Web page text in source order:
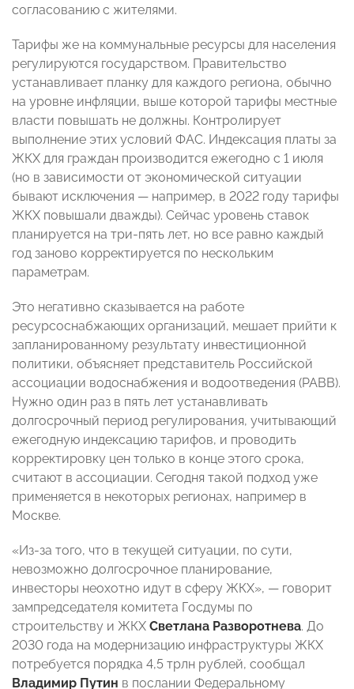
согласованию с жителями.
Тарифы же на коммунальные ресурсы для населения
регулируются государством. Правительство
устанавливает планку для каждого региона, обычно
на уровне инфляции, выше которой тарифы местные
власти повышать не должны. Контролирует
выполнение этих условий ФАС. Индексация платы за
ЖКХ для граждан производится ежегодно с 1 июля
(но в зависимости от экономической ситуации
бывают исключения — например, в 2022 году тарифы
ЖКХ повышали дважды). Сейчас уровень ставок
планируется на три-пять лет, но все равно каждый
год заново корректируется по нескольким
параметрам.
Это негативно сказывается на работе
ресурсоснабжающих организаций, мешает прийти к
запланированному результату инвестиционной
политики, объясняет представитель Российской
ассоциации водоснабжения и водоотведения (РАВВ).
Нужно один раз в пять лет устанавливать
долгосрочный период регулирования, учитывающий
ежегодную индексацию тарифов, и проводить
корректировку цен только в конце этого срока,
считают в ассоциации. Сегодня такой подход уже
применяется в некоторых регионах, например в
Москве.
«Из-за того, что в текущей ситуации, по сути,
невозможно долгосрочное планирование,
инвесторы неохотно идут в сферу ЖКХ», — говорит
зампредседателя комитета Госдумы по
строительству и ЖКХ Светлана Разворотнева. До
2030 года на модернизацию инфраструктуры ЖКХ
потребуется порядка 4,5 трлн рублей, сообщал
Владимир Путин в послании Федеральному